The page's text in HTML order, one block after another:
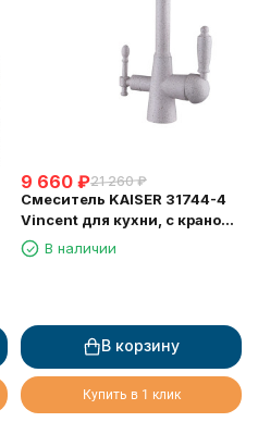
9 660 ₽21 260 ₽
Смеситель KAISER 31744-4
Vincent для кухни, с краном
для питьевой воды,
песочный
В наличии
В корзину
Купить в 1 клик